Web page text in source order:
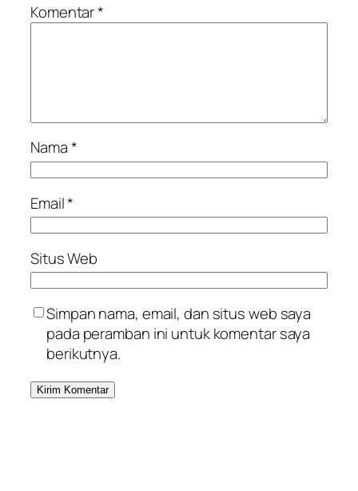
Komentar*
Nama*
Email*
Situs Web
Simpan nama, email, dan situs web saya
pada peramban ini untuk komentar saya
berikutnya.